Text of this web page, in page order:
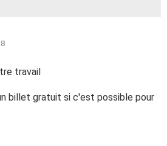
travail
billet gratuit si c'est possible pour